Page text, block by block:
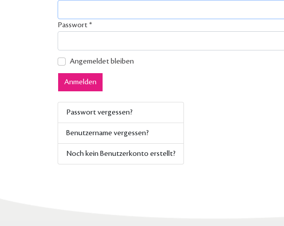
Passwort *
Angemeldet bleiben
Anmelden
Passwort vergessen?
Benutzername vergessen?
Noch kein Benutzerkonto erstellt?